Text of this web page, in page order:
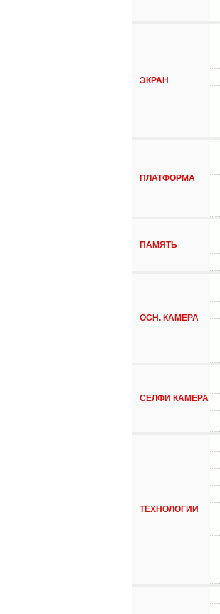
ЭКРАН
ПЛАТФОРМА
ПАМЯТЬ
ОСН. КАМЕРА
СЕЛФИ КАМЕРА
ТЕХНОЛОГИИ